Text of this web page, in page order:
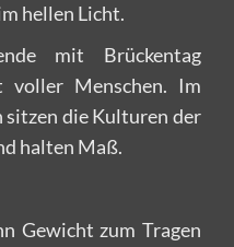
hellen Licht.
mit Brückentag
voller Menschen. Im
sitzen die Kulturen der
halten Maß.
Gewicht zum Tragen